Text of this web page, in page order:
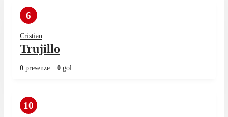
6
Cristian
Trujillo
0 presenze 0 gol
10